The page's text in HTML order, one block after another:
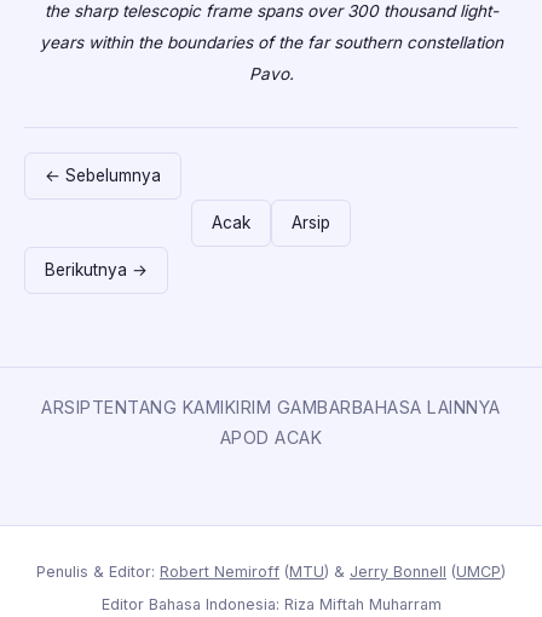
the sharp telescopic frame spans over 300 thousand light-
years within the boundaries of the far southern constellation
Pavo.
← Sebelumnya
Acak Arsip
Berikutnya →
ARSIPTENTANG KAMIKIRIM GAMBARBAHASA LAINNYA
APOD ACAK
Penulis & Editor: Robert Nemiroff (MTU) & Jerry Bonnell (UMCP)
Editor Bahasa Indonesia: Riza Miftah Muharram